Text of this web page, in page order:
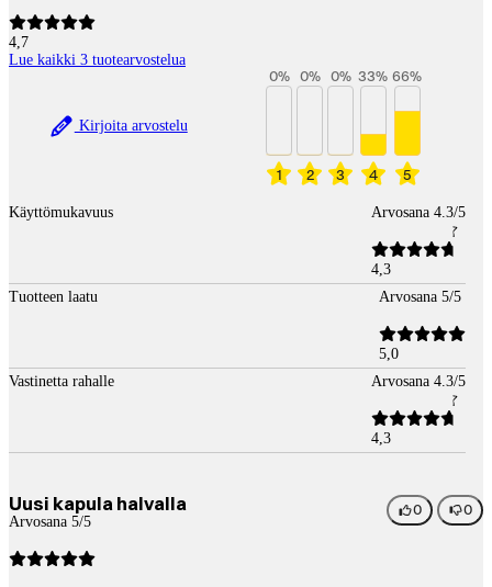
4,7
Lue kaikki 3 tuotearvostelua
Kirjoita arvostelu
1
0%
2
0%
3
0%
4
33%
5
66%
Käyttömukavuus Arvosana 4.3/5
4,3
Tuotteen laatu
Arvosana 5/5
5,0
Vastinetta rahalle
Arvosana 4.3/5
4,3
Uusi kapula halvalla
Arvosana 5/5
0 0